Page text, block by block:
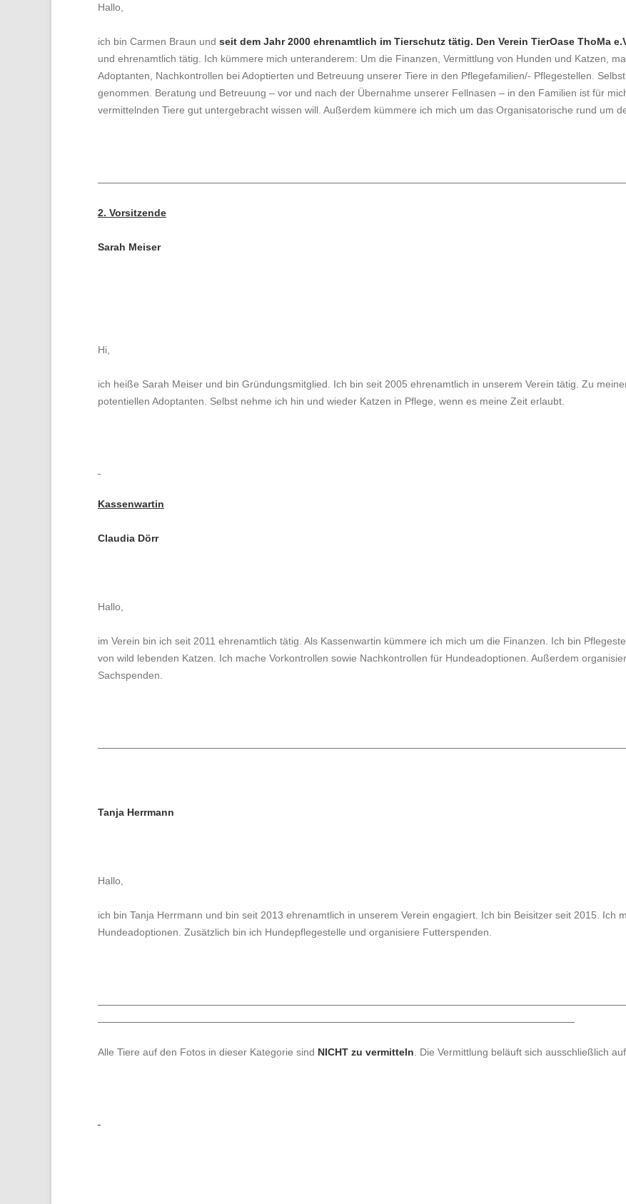
Hallo,
ich bin Carmen Braun und seit dem Jahr 2000 ehrenamtlich im Tierschutz tätig. Den Verein TierOase ThoMa
und ehrenamtlich tätig. Ich kümmere mich unteranderem: Um die Finanzen, Vermittlung von Hunden und Katzen,
Adoptanten, Nachkontrollen bei Adoptierten und Betreuung unserer Tiere in den Pflegefamilien/- Pflegestellen.
genommen. Beratung und Betreuung – vor und nach der Übernahme unserer Fellnasen – in den Familien ist für
vermittelnden Tiere gut untergebracht wissen will. Außerdem kümmere ich mich um das Organisatorische rund um
2. Vorsitzende
Sarah Meiser
Hi,
ich heiße Sarah Meiser und bin Gründungsmitglied. Ich bin seit 2005 ehrenamtlich in unserem Verein tätig. Zu
potentiellen Adoptanten. Selbst nehme ich hin und wieder Katzen in Pflege, wenn es meine Zeit erlaubt.
Kassenwartin
Claudia Dörr
Hallo,
im Verein bin ich seit 2011 ehrenamtlich tätig. Als Kassenwartin kümmere ich mich um die Finanzen. Ich bin
von wild lebenden Katzen. Ich mache Vorkontrollen sowie Nachkontrollen für Hundeadoptionen. Außerdem
Sachspenden.
Tanja Herrmann
Hallo,
ich bin Tanja Herrmann und bin seit 2013 ehrenamtlich in unserem Verein engagiert. Ich bin Beisitzer seit 2015. Ich
Hundeadoptionen. Zusätzlich bin ich Hundepflegestelle und organisiere Futterspenden.
Alle Tiere auf den Fotos in dieser Kategorie sind NICHT zu vermitteln . Die Vermittlung beläuft sich ausschließlich